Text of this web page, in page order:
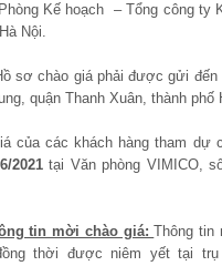
Phòng Kế hoạch – Tổng công ty
Nội.
sơ chào giá phải được gửi
quận Thanh Xuân, thành phố
của các khách hàng tham dự
2021tại Văn phòng VIMICO,
tin mời chào giá:Thông tin
thời được niêm yết tại trụ